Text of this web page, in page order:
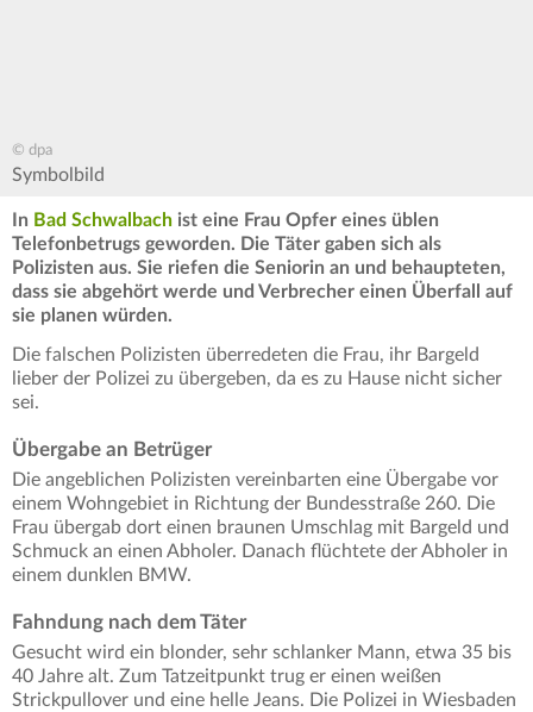
© dpa
Symbolbild
In Bad Schwalbach ist eine Frau Opfer eines üblen
Telefonbetrugs geworden. Die Täter gaben sich als
Polizisten aus. Sie riefen die Seniorin an und behaupteten,
dass sie abgehört werde und Verbrecher einen Überfall auf
sie planen würden.
Die falschen Polizisten überredeten die Frau, ihr Bargeld
lieber der Polizei zu übergeben, da es zu Hause nicht sicher
sei.
Übergabe an Betrüger
Die angeblichen Polizisten vereinbarten eine Übergabe vor
einem Wohngebiet in Richtung der Bundesstraße 260. Die
Frau übergab dort einen braunen Umschlag mit Bargeld und
Schmuck an einen Abholer. Danach flüchtete der Abholer in
einem dunklen BMW.
Fahndung nach dem Täter
Gesucht wird ein blonder, sehr schlanker Mann, etwa 35 bis
40 Jahre alt. Zum Tatzeitpunkt trug er einen weißen
Strickpullover und eine helle Jeans. Die Polizei in Wiesbaden